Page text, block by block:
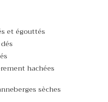
et égouttés
hachées
sèches